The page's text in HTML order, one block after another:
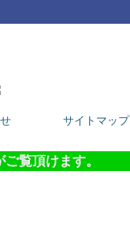
サイトマップ
覧頂けます。